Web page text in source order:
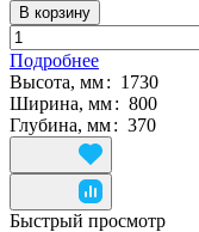
В корзину
Подробнее
Высота, мм: 1730
Ширина, мм: 800
Глубина, мм: 370
Быстрый просмотр